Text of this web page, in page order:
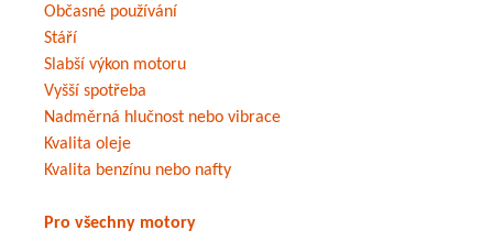
Občasné používání
Stáří
Slabší výkon motoru
Vyšší spotřeba
Nadměrná hlučnost nebo vibrace
Kvalita oleje
Kvalita benzínu nebo nafty
Pro všechny motory